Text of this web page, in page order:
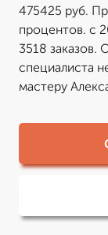
475425 руб.
процентов. с
3518 заказов.
специалиста
мастеру